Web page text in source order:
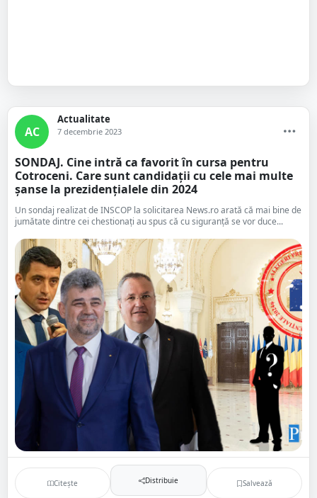
AC
Actualitate
7 decembrie 2023
SONDAJ. Cine intră ca favorit în cursa pentru
Cotroceni. Care sunt candidații cu cele mai multe
șanse la prezidențialele din 2024
Un sondaj realizat de INSCOP la solicitarea News.ro arată că mai bine de
jumătate dintre cei chestionați au spus că cu siguranță se vor duce...
Citește Distribuie Salvează